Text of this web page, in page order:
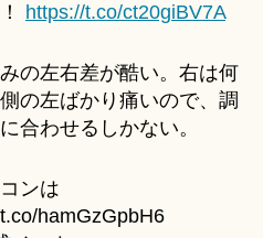
https://t.co/ct20giBV7A
の左右差が酷い。右は何
の左ばかり痛いので、調
合わせるしかない。
ンは
hamGzGpbH6